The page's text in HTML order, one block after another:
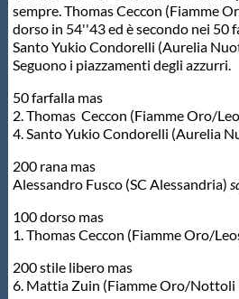
Master
Formazione
GUG
Scuole Nuoto
Propaganda
Centri Federali
sempre. Thomas Ceccon (Fiamme
dorso in 54''43 ed è secondo nei 50
Santo Yukio Condorelli (Aurelia
Seguono i piazzamenti degli azzurri.
50 farfalla mas
2. Thomas Ceccon (Fiamme Oro/
4. Santo Yukio Condorelli (Aurelia
200 rana mas
Alessandro Fusco (SC Alessandria)
100 dorso mas
1. Thomas Ceccon (Fiamme Oro/
200 stile libero mas
6. Mattia Zuin (Fiamme Oro/